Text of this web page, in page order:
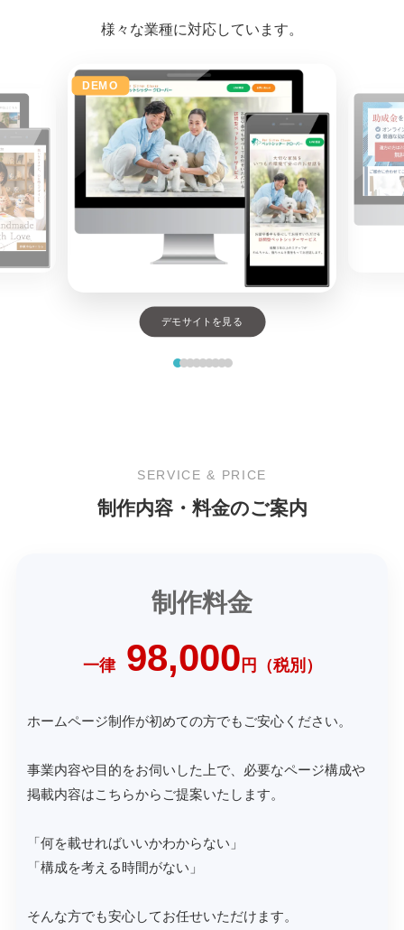
様々な業種に対応しています。
DEMO
デモサイトを見る
SERVICE & PRICE
制作内容・料金のご案内
制作料金
一律98,000 円（税別）
ホームページ制作が初めての方でもご安心ください。
事業内容や目的をお伺いした上で、 必要なページ構成や
掲載内容はこちらからご提案いたします。
「何を載せればいいかわからない」
「構成を考える時間がない」
そんな方でも安心してお任せいただけます。